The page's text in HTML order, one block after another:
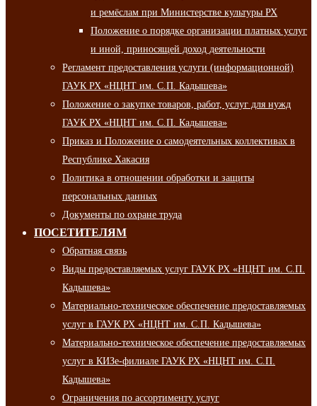
и ремёслам при Министерстве культуры РХ
Положение о порядке организации платных услуг
и иной, приносящей доход деятельности
Регламент предоставления услуги (информационной)
ГАУК РХ «НЦНТ им. С.П. Кадышева»
Положение о закупке товаров, работ, услуг для нужд
ГАУК РХ «НЦНТ им. С.П. Кадышева»
Приказ и Положение о самодеятельных коллективах в
Республике Хакасия
Политика в отношении обработки и защиты
персональных данных
Документы по охране труда
ПОСЕТИТЕЛЯМ
Обратная связь
Виды предоставляемых услуг ГАУК РХ «НЦНТ им. С.П.
Кадышева»
Материально-техническое обеспечение предоставляемых
услуг в ГАУК РХ «НЦНТ им. С.П. Кадышева»
Материально-техническое обеспечение предоставляемых
услуг в КИЗе-филиале ГАУК РХ «НЦНТ им. С.П.
Кадышева»
Ограничения по ассортименту услуг